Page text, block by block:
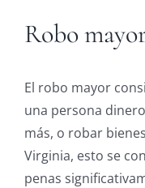
Robo
El robo mayor
una persona
más, o robar
Virginia, esto se
penas